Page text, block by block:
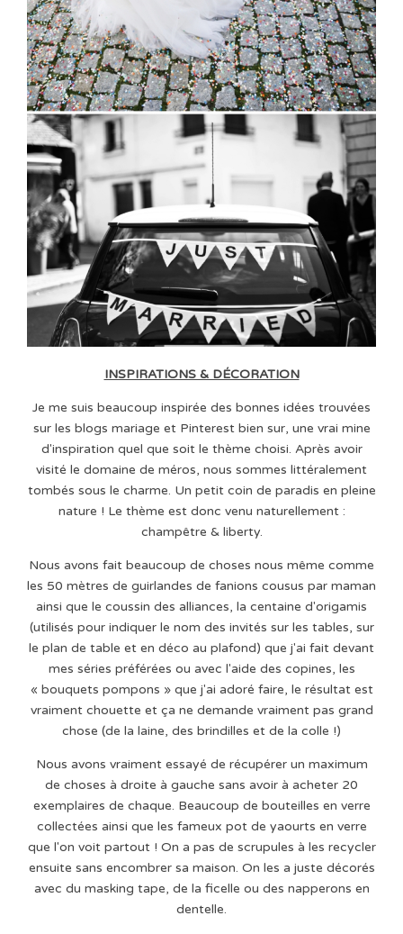
INSPIRATIONS & DÉCORATION
Je me suis beaucoup inspirée des bonnes idées trouvées
sur les blogs mariage et Pinterest bien sur, une vrai mine
d'inspiration quel que soit le thème choisi. Après avoir
visité le domaine de méros, nous sommes littéralement
tombés sous le charme. Un petit coin de paradis en pleine
nature ! Le thème est donc venu naturellement :
champêtre & liberty.
Nous avons fait beaucoup de choses nous même comme
les 50 mètres de guirlandes de fanions cousus par maman
ainsi que le coussin des alliances, la centaine d'origamis
(utilisés pour indiquer le nom des invités sur les tables, sur
le plan de table et en déco au plafond) que j'ai fait devant
mes séries préférées ou avec l'aide des copines, les
« bouquets pompons » que j'ai adoré faire, le résultat est
vraiment chouette et ça ne demande vraiment pas grand
chose (de la laine, des brindilles et de la colle !)
Nous avons vraiment essayé de récupérer un maximum
de choses à droite à gauche sans avoir à acheter 20
exemplaires de chaque. Beaucoup de bouteilles en verre
collectées ainsi que les fameux pot de yaourts en verre
que l'on voit partout ! On a pas de scrupules à les recycler
ensuite sans encombrer sa maison. On les a juste décorés
avec du masking tape, de la ficelle ou des napperons en
dentelle.